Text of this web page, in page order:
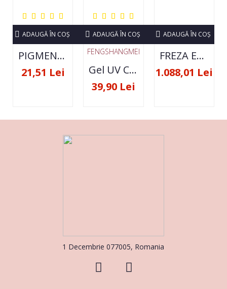
PIGMENT NEON SET 12 CULORI
21,51 Lei
ADAUGĂ ÎN COŞ
FENGSHANGMEI
Gel UV Constructie FSM 50ML - 07
39,90 Lei
ADAUGĂ ÎN COŞ
FREZA ELECTRICA STRONG 210 35000 RPM- ORIGINALA
1.088,01 Lei
ADAUGĂ ÎN COŞ
1 Decembrie 077005, Romania